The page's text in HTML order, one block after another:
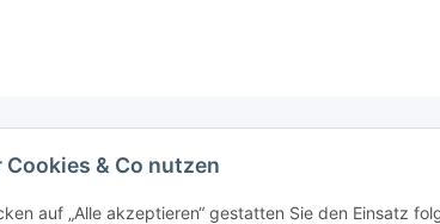
Cookies & Co nutzen
auf „Alle akzeptieren“ gestatten Sie den Einsatz